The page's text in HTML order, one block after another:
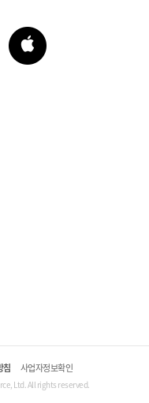
침 사업자정보확인
Ltd. All rights reserved.